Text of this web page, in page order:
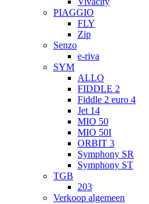
PIAGGIO
FLY
Zip
Senzo
e-riva
SYM
ALLO
FIDDLE 2
Fiddle 2 euro 4
Jet 14
MIO 50
MIO 50I
ORBIT 3
Symphony SR
Symphony ST
TGB
203
Verkoop algemeen